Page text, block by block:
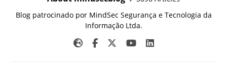
Blog patrocinado por MindSec Segurança e Tecnologia da
Informação Ltda.